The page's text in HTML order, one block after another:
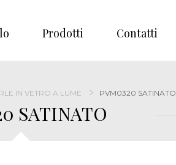
Prodotti Contatti
IN VETRO A LUME PVM0320 SATINATO
SATINATO